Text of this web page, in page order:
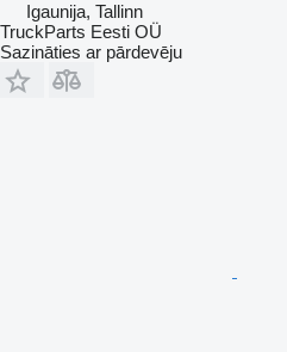
Igaunija, Tallinn
TruckParts Eesti OÜ
Sazināties ar pārdevēju